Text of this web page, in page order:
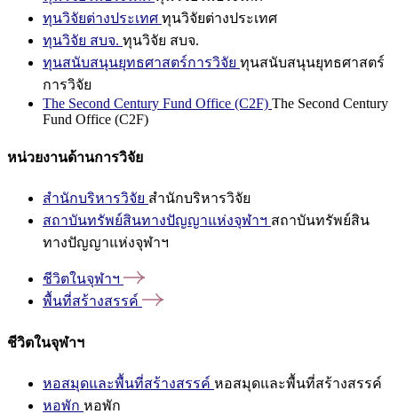
ทุนวิจัยต่างประเทศ ทุนวิจัยต่างประเทศ
ทุนวิจัย สบจ. ทุนวิจัย สบจ.
ทุนสนับสนุนยุทธศาสตร์การวิจัย ทุนสนับสนุนยุทธศาสตร์
การวิจัย
The Second Century Fund Office (C2F) The Second Century
Fund Office (C2F)
หน่วยงานด้านการวิจัย
สำนักบริหารวิจัย สำนักบริหารวิจัย
สถาบันทรัพย์สินทางปัญญาแห่งจุฬาฯ สถาบันทรัพย์สิน
ทางปัญญาแห่งจุฬาฯ
ชีวิตในจุฬาฯ
พื้นที่สร้างสรรค์
ชีวิตในจุฬาฯ
หอสมุดและพื้นที่สร้างสรรค์ หอสมุดและพื้นที่สร้างสรรค์
หอพัก หอพัก